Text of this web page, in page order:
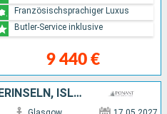
9 440 €
Französischsprachiger Luxus
Butler-Service inklusive
IRLAND, SCHWEDEN, FÄRÖERINSELN, ISLAND